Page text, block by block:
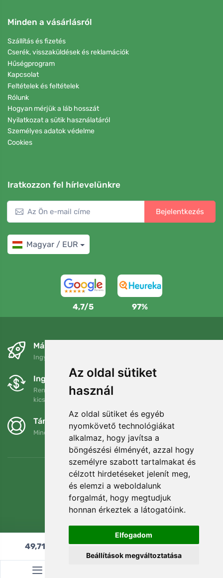
Az oldal sütiket
használ
Az oldal sütiket és egyéb
nyomkövető technológiákat
alkalmaz, hogy javítsa a
böngészési élményét, azzal hogy
személyre szabott tartalmakat és
célzott hirdetéseket jelenít meg,
és elemzi a weboldalunk
forgalmát, hogy megtudjuk
honnan érkeztek a látogatóink.
Elfogadom
Beállítások megváltoztatása
Minden a vásárlásról
Szállítás és fizetés
Cserék, visszaküldések és reklamációk
Hűségprogram
Kapcsolat
Feltételek és feltételek
Rólunk
Hogyan mérjük a láb hosszát
Nyilatkozat a sütik használatáról
Személyes adatok védelme
Cookies
Iratkozzon fel hírlevelünkre
Bejelentkezés
Magyar / EUR
4,7/5 97%
Másnapra és ingyenesen
Ingyenes szállítás a következő összeg felett: 80 EUR
Ingyenes csere és visszaküldés
Rendelését 90 napon belül bármikor visszaküldheti vagy
kicserélheti.
Támogatjuk a Trees.org-ot
Minden megrendelésért ültetünk egy fát! Bővebben
49,71 Hozzáadás a kosárhoz